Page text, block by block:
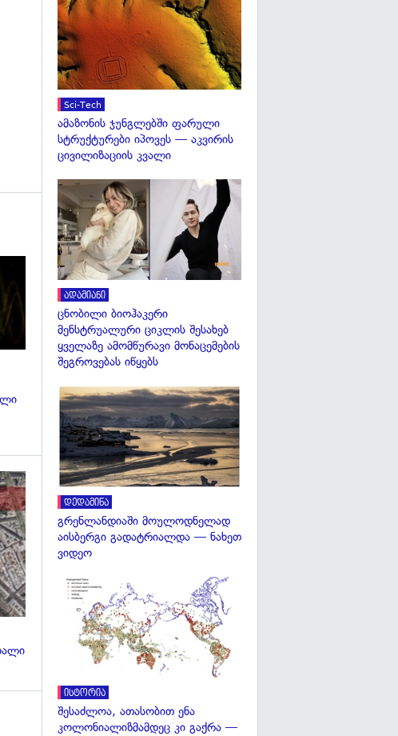
გადახედვა
გადახედვა
Sci-Tech
ამაზონის ჯუნგლებში ფარული
სტრუქტურები იპოვეს — აკვირის
ცივილიზაციის კვალი
ადამიანი
ცნობილი ბიოჰაკერი
მენსტრუალური ციკლის შესახებ
ყველაზე ამომწურავი მონაცემების
შეგროვებას იწყებს
დედამიწა
გრენლანდიაში მოულოდნელად
აისბერგი გადატრიალდა — ნახეთ
ვიდეო
ისტორია
შესაძლოა, ათასობით ენა
კოლონიალიზმამდეც კი გაქრა —